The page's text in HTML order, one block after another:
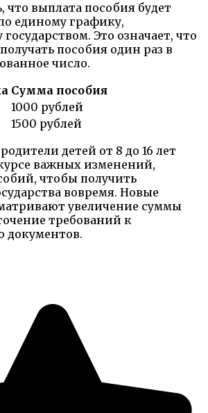
что выплата пособия будет
единому графику,
Это означает, что
пособия один раз в
число.
Сумма пособия
1000 рублей
1500 рублей
детей от 8 до 16 лет
важных изменений,
чтобы получить
вовремя. Новые
увеличение суммы
требований к
документов.